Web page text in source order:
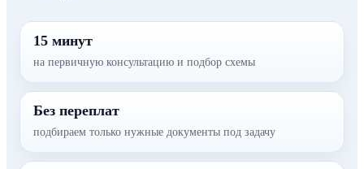
15 минут
на первичную консультацию и подбор схемы
Без переплат
подбираем только нужные документы под задачу